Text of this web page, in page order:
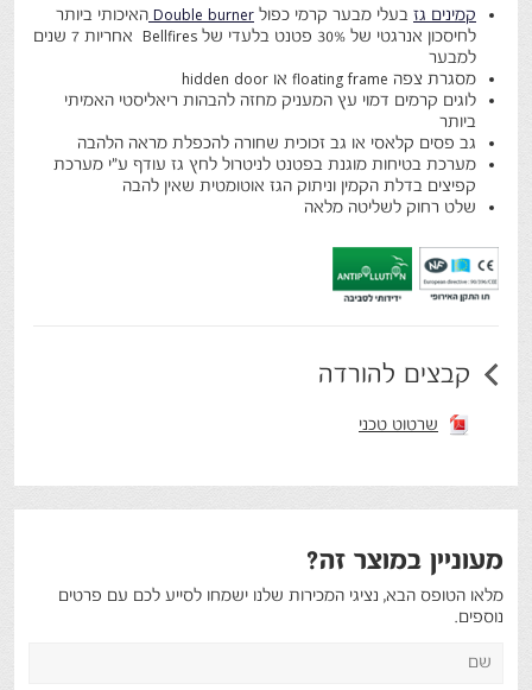
קמינים גז בעלי מבער קרמי כפול Double burner האיכותי ביותר
לחיסכון אנרגטי של 30% פטנט בלעדי של Bellfires אחריות 7 שנים
למבער
מסגרת צפה floating frame או hidden door
לוגים קרמים דמוי עץ המעניק מחזה להבהות ריאליסטי האמיתי
ביותר
גב פסים קלאסי או גב זכוכית שחורה להכפלת מראה הלהבה
מערכת בטיחות מוגנת בפטנט לניטרול לחץ גז עודף ע"י מערכת
קפיצים בדלת הקמין וניתוק הגז אוטומטית שאין להבה
שלט רחוק לשליטה מלאה
קבצים להורדה
שרטוט טכני
מעוניין במוצר זה?
מלאו הטופס הבא, נציגי המכירות שלנו ישמחו לסייע לכם עם פרטים
נוספים.